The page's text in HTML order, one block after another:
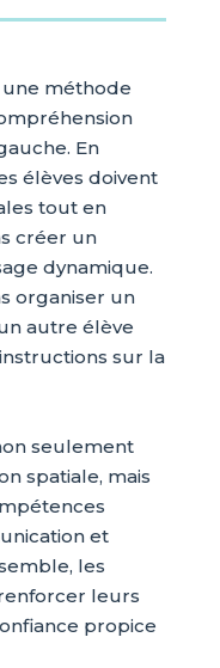
méthode
En
élèves doivent
tout en
créer un
dynamique.
organiser un
autre élève
sur la
seulement
spatiale, mais
et
les
leurs
propice